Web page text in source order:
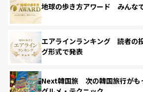
地球の歩き方アワード みんな
エアラインランキング 読者の
グ形式で発表
Next韓国旅 次の韓国旅行がも